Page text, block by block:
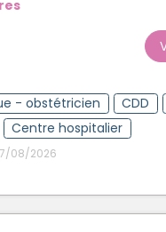
- obstétricien CDD
Centre hospitalier
08/2026